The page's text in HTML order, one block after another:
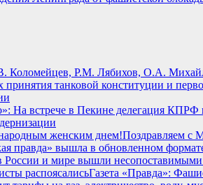
Коломейцев, Р.М. Лябихов, О.А.
Поздравляем с
Газета «Правда»: